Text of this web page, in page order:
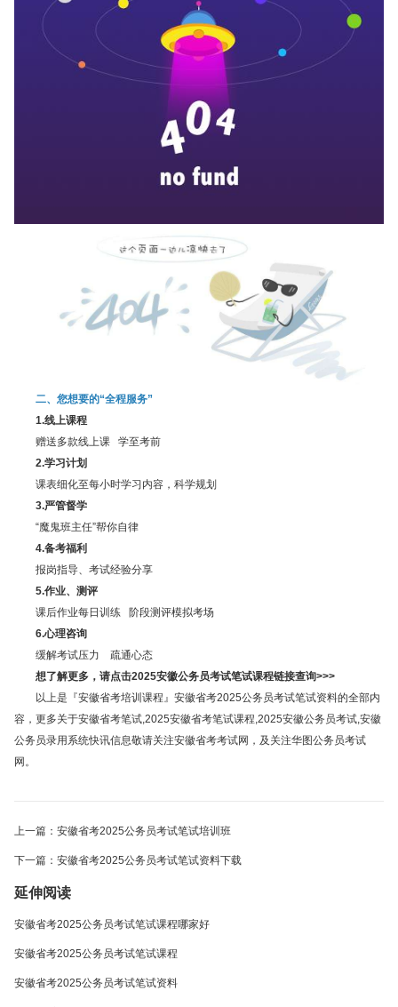
二、您想要的“全程服务”
1.线上课程
赠送多款线上课 学至考前
2.学习计划
课表细化至每小时学习内容，科学规划
3.严管督学
“魔鬼班主任”帮你自律
4.备考福利
报岗指导、考试经验分享
5.作业、测评
课后作业每日训练 阶段测评模拟考场
6.心理咨询
缓解考试压力 疏通心态
想了解更多，请点击2025安徽公务员考试笔试课程链接查询>>>
以上是『安徽省考培训课程』安徽省考2025公务员考试笔试资料的全部内
容，更多关于安徽省考笔试,2025安徽省考笔试课程,2025安徽公务员考试,安徽
公务员录用系统快讯信息敬请关注安徽省考考试网，及关注华图公务员考试
网。
上一篇：安徽省考2025公务员考试笔试培训班
下一篇：安徽省考2025公务员考试笔试资料下载
延伸阅读
安徽省考2025公务员考试笔试课程哪家好
安徽省考2025公务员考试笔试课程
安徽省考2025公务员考试笔试资料